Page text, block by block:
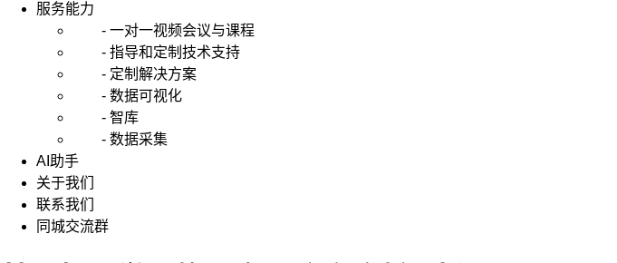
服务能力
- 一对一视频会议与课程
- 指导和定制技术支持
- 定制解决方案
- 数据可视化
- 智库
- 数据采集
AI助手
关于我们
联系我们
同城交流群